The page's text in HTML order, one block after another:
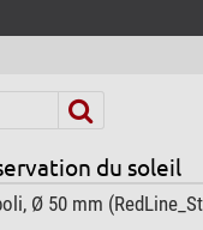
du soleil
Ø 50 mm